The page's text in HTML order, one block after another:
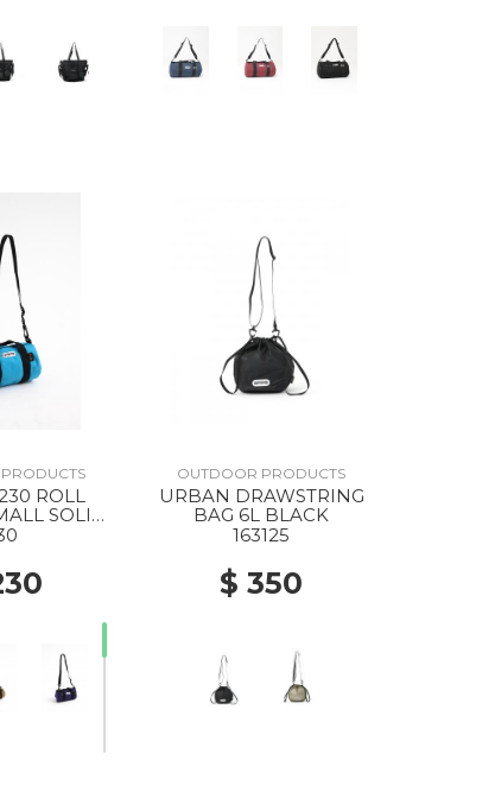
ROLL
SOLID
OUTDOOR PRODUCTS
URBAN DRAWSTRING
BAG 6L BLACK
163125
$ 350